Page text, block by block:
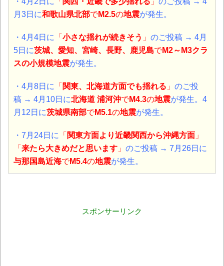
月3日に和歌山県北部でM2.5の地震が発生。
・4月4日に 「 小さな揺れが続きそう 」 のご投稿 → 4月
5日に茨城、愛知、宮崎、長野、 鹿児島でM2～M3クラ
スの小規模地震が発生。
・4月8日に 「 関東、北海道方面でも揺れる 」 のご投
稿 → 4月10日に北海道 浦河沖でM4.3の地震が発生。 4
月12日に茨城県南部でM5.1の地震が発生。
・7月24日に 「 関東方面より近畿関西から沖縄方面 」
「 来たら大きめだと思います 」 のご投稿 → 7月26日に
与那国島近海でM5.4の地震が発生。
スポンサーリンク